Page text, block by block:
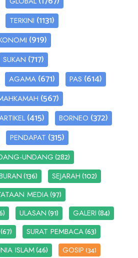
TERKINI (1131)
(919)
SUKAN (717)
AGAMA (671) PAS (614)
(567)
(415) BORNEO (372)
PENDAPAT (315)
UNDANG(282)
(136) SEJARAH(102)
MEDIA(97)
ULASAN(91) GALERI(84)
(67) SURAT PEMBACA(63)
ISLAM(46) GOSIP(34)